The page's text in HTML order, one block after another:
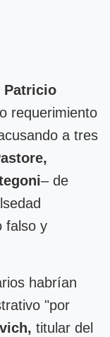
Patricio
requerimiento
a tres
– de
falso y
habrían
"por
titular del